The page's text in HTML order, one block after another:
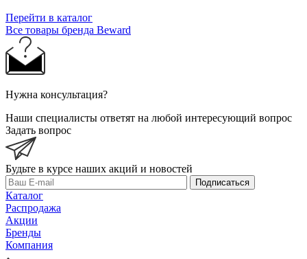
Перейти в каталог
Все товары бренда Beward
Нужна консультация?
Наши специалисты ответят на любой интересующий вопрос
Задать вопрос
Будьте в курсе наших акций и новостей
Подписаться
Каталог
Распродажа
Акции
Бренды
Компания